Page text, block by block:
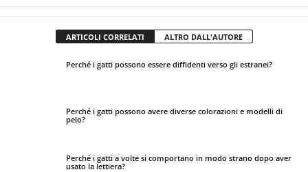
ARTICOLI CORRELATI ALTRO DALL'AUTORE
Perché i gatti possono essere diffidenti verso gli estranei?
Perché i gatti possono avere diverse colorazioni e modelli di
pelo?
Perché i gatti a volte si comportano in modo strano dopo aver
usato la lettiera?